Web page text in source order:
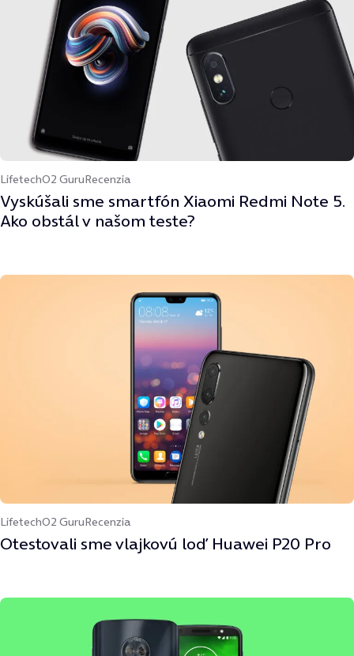
LifetechO2 GuruRecenzia
Vyskúšali sme smartfón Xiaomi Redmi Note 5.
Ako obstál v našom teste?
LifetechO2 GuruRecenzia
Otestovali sme vlajkovú loď Huawei P20 Pro